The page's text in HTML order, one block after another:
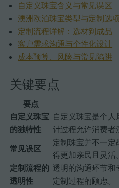
自定义珠宝含义与常见误区
澳洲欧泊珠宝类型与定制选项
定制流程详解：选材到成品
客户需求沟通与个性化设计
成本预算、风险与常见陷阱
关键要点
要点
自定义珠宝
的独特性
自定义珠宝是个人
计过程允许消费者
常见误区
定制珠宝并不一定
得更加亲民且灵活。
定制流程的
透明性
透明的沟通环节和
定制过程的顾虑。